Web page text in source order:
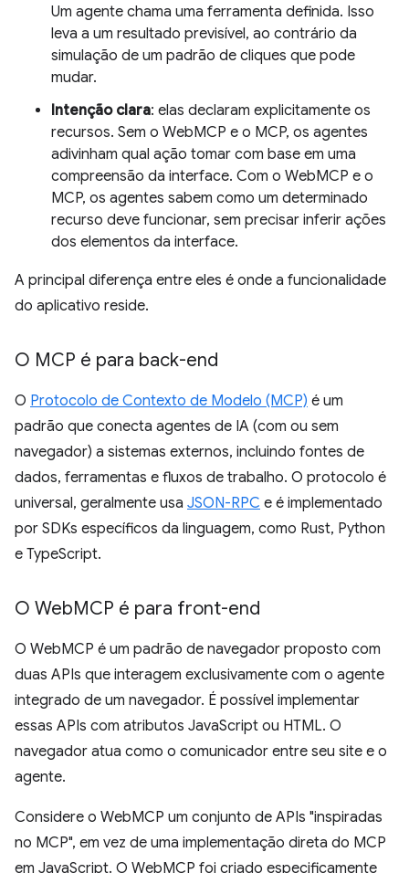
Um agente chama uma ferramenta definida. Isso
leva a um resultado previsível, ao contrário da
simulação de um padrão de cliques que pode
mudar.
Intenção clara: elas declaram explicitamente os
recursos. Sem o WebMCP e o MCP, os agentes
adivinham qual ação tomar com base em uma
compreensão da interface. Com o WebMCP e o
MCP, os agentes sabem como um determinado
recurso deve funcionar, sem precisar inferir ações
dos elementos da interface.
A principal diferença entre eles é onde a funcionalidade
do aplicativo reside.
O MCP é para back-end
O Protocolo de Contexto de Modelo (MCP) é um
padrão que conecta agentes de IA (com ou sem
navegador) a sistemas externos, incluindo fontes de
dados, ferramentas e fluxos de trabalho. O protocolo é
universal, geralmente usa JSON-RPC e é implementado
por SDKs específicos da linguagem, como Rust, Python
e TypeScript.
O WebMCP é para front-end
O WebMCP é um padrão de navegador proposto com
duas APIs que interagem exclusivamente com o agente
integrado de um navegador. É possível implementar
essas APIs com atributos JavaScript ou HTML. O
navegador atua como o comunicador entre seu site e o
agente.
Considere o WebMCP um conjunto de APIs "inspiradas
no MCP", em vez de uma implementação direta do MCP
em JavaScript. O WebMCP foi criado especificamente